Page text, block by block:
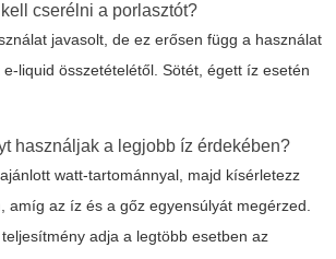
cserélni a porlasztót?
javasolt, de ez erősen függ a használat
liquid összetételétől. Sötét, égett íz esetén
használjak a legjobb íz érdekében?
watt-tartománnyal, majd kísérletezz
amíg az íz és a gőz egyensúlyát megérzed.
adja a legtöbb esetben az